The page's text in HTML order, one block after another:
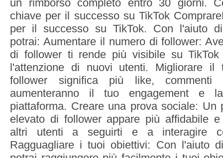
un rimborso completo entro 30 giorni.
chiave per il successo su TikTok
per il successo su TikTok. Con l'aiuto di
potrai: Aumentare il numero di follower:
di follower ti rende più visibile su
l'attenzione di nuovi utenti. Migliorare il
follower significa più like, commenti
aumenteranno il tuo engagement e
piattaforma. Creare una prova sociale: Un
elevato di follower appare più affidabile
altri utenti a seguirti e a interagire
Ragguagliare i tuoi obiettivi: Con l'aiuto